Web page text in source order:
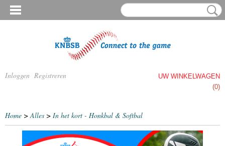
Inloggen Registreren
UW WINKELWAGEN
(0)
Home >Alles > In het kort - Honkbal & Softbal